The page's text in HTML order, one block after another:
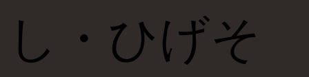
し・ひげそ